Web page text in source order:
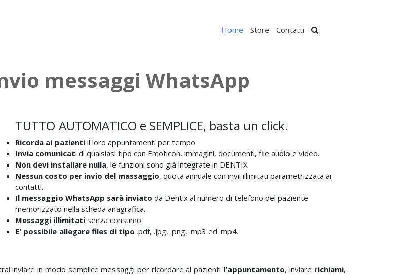
Home Store Contatti
messaggi WhatsApp
TUTTO AUTOMATICO e SEMPLICE, basta un click.
Ricorda ai pazienti il loro appuntamenti per tempo
Invia comunicati di qualsiasi tipo con Emoticon, immagini, documenti, file audio e video.
Non devi installare nulla, le funzioni sono già integrate in DENTIX
Nessun costo per invio del massaggio, quota annuale con invii illimitati parametrizzata ai
contatti.
Il messaggio WhatsApp sarà inviato da Dentix al numero di telefono del paziente
memorizzato nella scheda anagrafica.
Messaggi illimitati senza consumo
E' possibile allegare files di tipo .pdf, .jpg, .png, .mp3 ed .mp4.
inviare in modo semplice messaggi per ricordare ai pazienti l'appuntamento, inviare richiami,